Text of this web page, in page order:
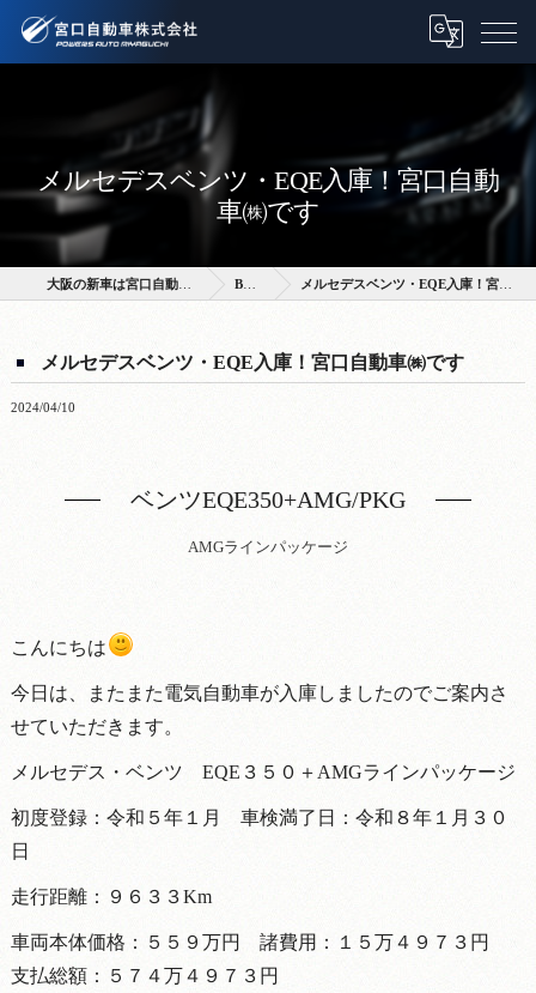
メルセデスベンツ・EQE入庫！宮口自動
車㈱です
大阪の新車は宮口自動車株式会社 BLOG メルセデスベンツ・EQE入庫！宮口自動車㈱です
メルセデスベンツ・EQE入庫！宮口自動車㈱です
2024/04/10
ベンツEQE350+AMG/PKG
AMGラインパッケージ
こんにちは
今日は、またまた電気自動車が入庫しましたのでご案内さ
せていただきます。
メルセデス・ベンツ EQE３５０＋AMGラインパッケージ
初度登録：令和５年１月 車検満了日：令和８年１月３０
日
走行距離：９６３３Km
車両本体価格：５５９万円 諸費用：１５万４９７３円
支払総額：５７４万４９７３円